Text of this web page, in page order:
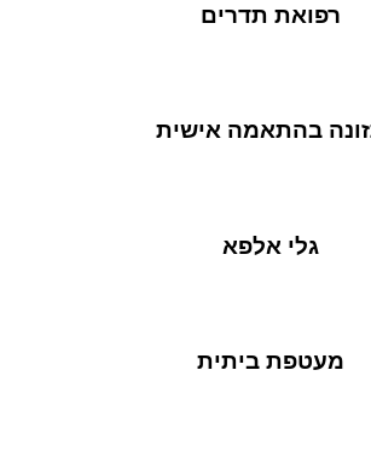
רפואת תדרים
בהתאמה אישית
גלי אלפא
מעטפת ביתית